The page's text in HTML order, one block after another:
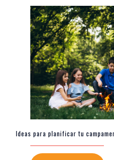
Ideas para planificar tu